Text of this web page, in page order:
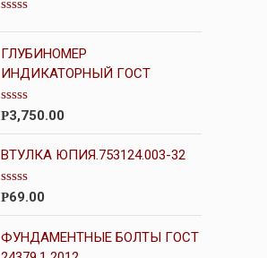
а
и
з
5
ц
е
к
а
и
з
ГЛУБИНОМЕР
ИНДИКАТОРНЫЙ ГОСТ
О
н
а
0
5
Р3,750.00
ВТУЛКА ЮПИЯ.753124.003-32
О
н
к
Р69.00
ФУНДАМЕНТНЫЕ БОЛТЫ ГОСТ